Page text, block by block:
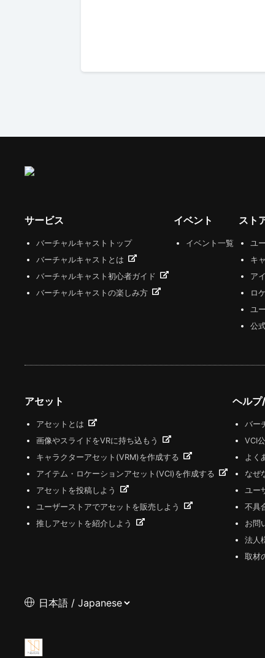
サービス
バーチャルキャストトップ
バーチャルキャストとは
バーチャルキャスト初心者ガイド
バーチャルキャストの楽しみ方
イベント
イベント一覧
スト
ユ
キ
ア
ロ
ユ
公
アセット
アセットとは
画像やスライドをVRに持ち込もう
キャラクターアセット(VRM)を作成する
アイテム・ロケーションアセット(VCI)を作成する
アセットを投稿しよう
ユーザーストアでアセットを販売しよう
推しアセットを紹介しよう
ヘルプ
バー
VCI
よく
なぜ
ユー
不具
お問
法人
取材